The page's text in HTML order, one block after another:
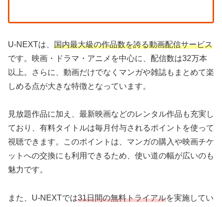
U-NEXTは、 国内最大級の作品数を誇る動画配信サービス
です。映画・ドラマ・アニメを中心に、配信数は32万本
以上。さらに、動画だけでなくマンガや雑誌もまとめて楽
しめる点が大きな特徴となっています。
見放題作品に加え、最新映画などのレンタル作品も充実し
ており、有料タイトルは毎月付与されるポイントを使って
視聴できます。このポイントは、マンガの購入や映画チケ
ットへの交換にも利用できるため、使い道の幅が広いのも
魅力です。
また、U-NEXTでは31日間の無料トライアルを実施してい